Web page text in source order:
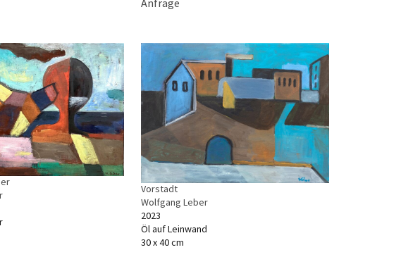
Vorstadt
Wolfgang Leber
2023
Öl auf Leinwand
30 x 40 cm